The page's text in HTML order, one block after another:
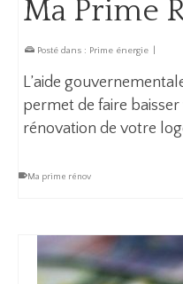
Ma Prime
Posté dans : Prime énergie
L’aide
permet de faire
rénovation de votre
Ma prime rénov